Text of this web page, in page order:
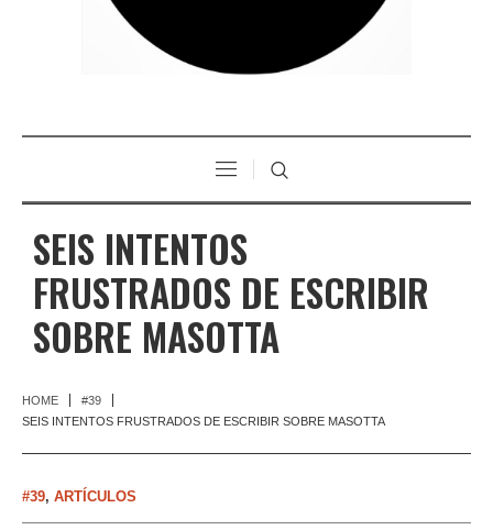
SEIS INTENTOS
FRUSTRADOS DE ESCRIBIR
SOBRE MASOTTA
HOME
#39
SEIS INTENTOS FRUSTRADOS DE ESCRIBIR SOBRE MASOTTA
#39, ARTÍCULOS